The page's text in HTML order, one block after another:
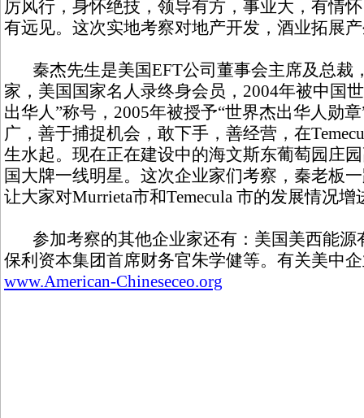
厉风行，身怀绝技，领导有方，事业大，有情
有远见。这次实地考察对地产开发，酒业拓展
秦杰先生是美国EFT公司董事会主席及总裁
家，美国国家名人录终身会员，2004年被中国
出华人”称号，2005年被授予“世界杰出华人勋
广，善于捕捉机会，敢下手，善经营，在
生水起。现在正在建设中的海文斯东葡萄园庄
国大牌一线明星。这次企业家们考察，秦老板
让大家对Murrieta市和Temecula 市的发展情况增
参加考察的其他企业家还有：美国美西能源
保利资本集团首席财务官朱学健等。有关美中
www.American-Chineseceo.org